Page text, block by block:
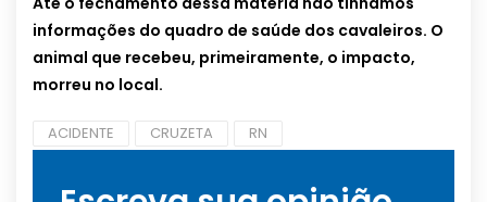
informações do quadro de saúde dos cavaleiros. O
animal que recebeu, primeiramente, o impacto,
morreu no local.
ACIDENTE CRUZETA RN